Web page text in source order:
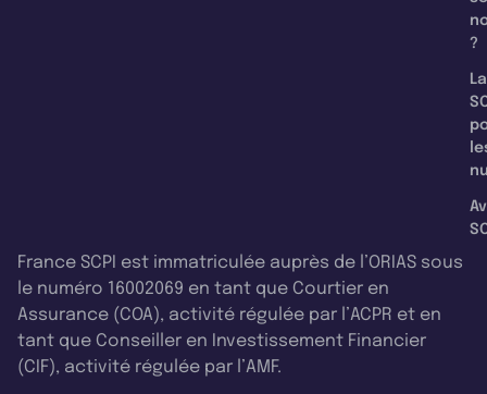
?
La
France SCPI est immatriculée auprès de l’ORIAS sous
le numéro 16002069 en tant que Courtier en
Assurance (COA), activité régulée par l’ACPR et en
tant que Conseiller en Investissement Financier
(CIF), activité régulée par l’AMF.